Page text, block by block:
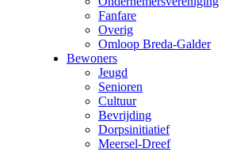
Fanfare
Overig
Omloop Breda-Galder
Bewoners
Jeugd
Senioren
Cultuur
Bevrijding
Dorpsinitiatief
Meersel-Dreef